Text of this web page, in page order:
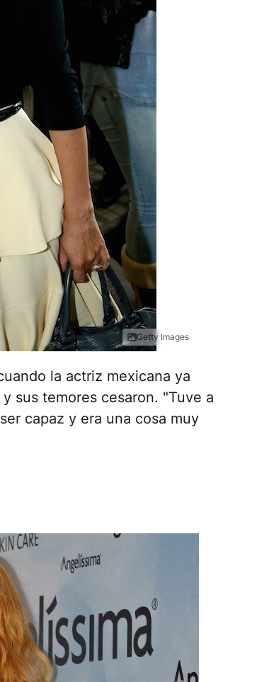
Getty Images
la actriz mexicana ya
sus temores cesaron. "Tuve a
capaz y era una cosa muy